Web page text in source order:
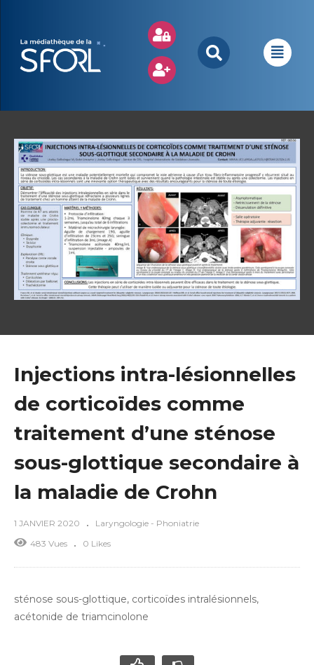
Injections intra-lésionnelles
de corticoïdes comme
traitement d’une sténose
sous-glottique secondaire à
la maladie de Crohn
1 JANVIER 2020
Laryngologie - Phoniatrie
483 Vues
0 Likes
sténose sous-glottique, corticoïdes intralésionnels,
acétonide de triamcinolone